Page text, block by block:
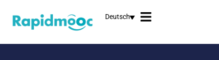
Deutsch